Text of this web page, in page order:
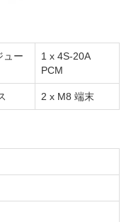
ュー
1 x 4S-20A
PCM
2 x M8 端末